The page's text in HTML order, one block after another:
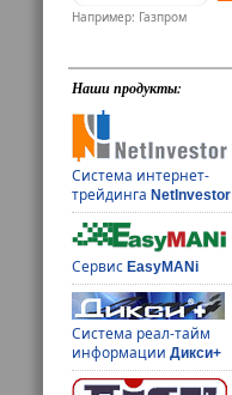
Например: Газпром
Наши продукты:
Система интернет-
трейдингаNetInvestor
СервисEasyMANi
Система реал-тайм
информацииДикси+